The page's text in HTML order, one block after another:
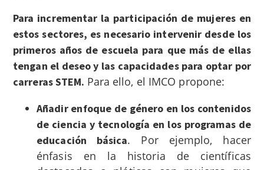
Para incrementar la participación de mujeres en
estos sectores, es necesario intervenir desde los
primeros años de escuela para que más de ellas
tengan el deseo y las capacidades para optar por
carreras STEM. Para ello, el IMCO propone:
Añadir enfoque de género en los contenidos
de ciencia y tecnología en los programas de
educación básica. Por ejemplo, hacer
énfasis en la historia de científicas